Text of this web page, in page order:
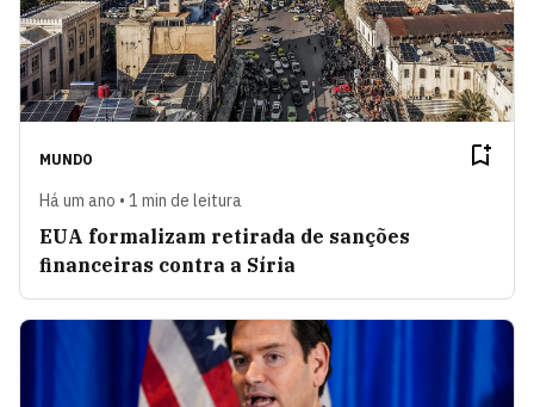
MUNDO
Há um ano • 1 min de leitura
EUA formalizam retirada de sanções
financeiras contra a Síria